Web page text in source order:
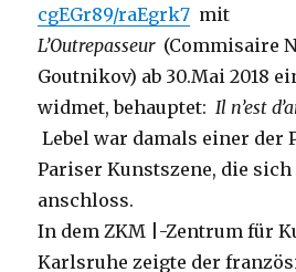
cgEGr89/raEgrk7 mit
L’Outrepasseur (Commisaire
Goutnikov) ab 30.Mai 2018
widmet, behauptet: Il n’est
Lebel war damals einer der
Pariser Kunstszene, die sich
anschloss.
In dem ZKM |-Zentrum für
Karlsruhe zeigte der